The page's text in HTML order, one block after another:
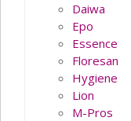
Daiwa
Epo
Essence
Floresan
Hygiene
Lion
M-Pros